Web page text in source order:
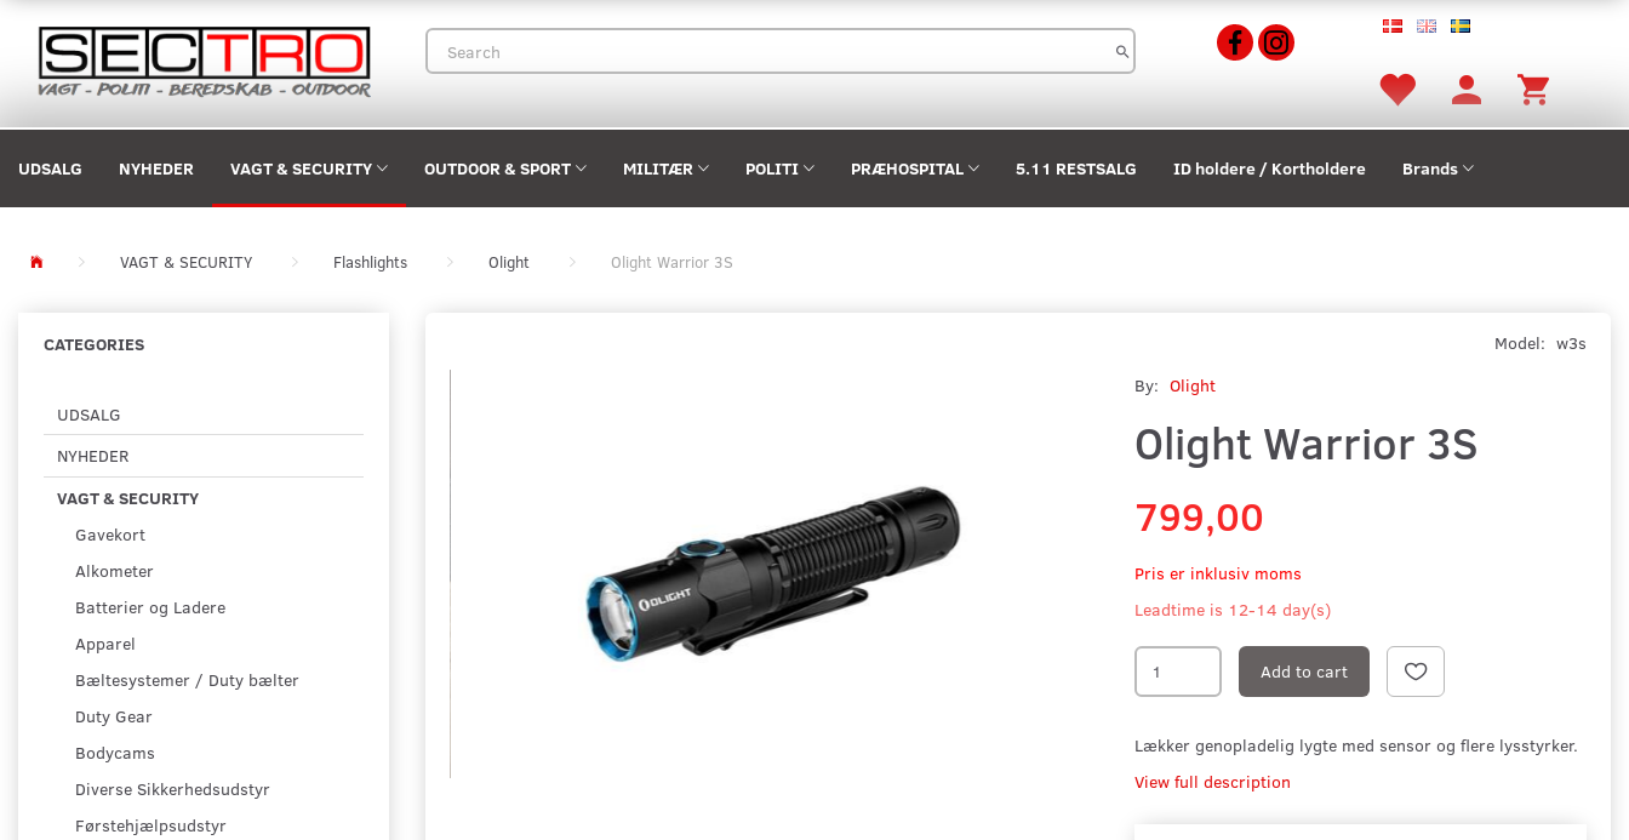
UDSALG NYHEDER VAGT & SECURITY OUTDOOR & SPORT MILITÆR POLITI PRÆHOSPITAL 5.11 RESTSALG ID holdere / Kortholdere Brands
VAGT & SECURITY Flashlights Olight Olight Warrior 3S
CATEGORIES
UDSALG
NYHEDER
VAGT & SECURITY
Gavekort
Alkometer
Batterier og Ladere
Apparel
Bæltesystemer / Duty bælter
Duty Gear
Bodycams
Diverse Sikkerhedsudstyr
Førstehjælpsudstyr
Model: w3s
By: Olight
Olight Warrior 3S
799,00
Pris er inklusiv moms
Leadtime is 12-14 day(s)
Add to cart
Lækker genopladelig lygte med sensor og flere lysstyrker.
View full description